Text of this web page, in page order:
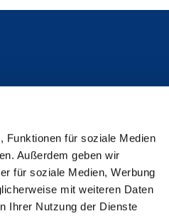
Funktionen für soziale Medien
Außerdem geben wir
für soziale Medien, Werbung
mit weiteren Daten
Ihrer Nutzung der Dienste